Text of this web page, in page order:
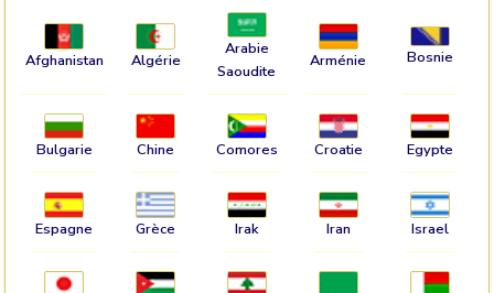
Afghanistan Algérie
Arabie
Saoudite
Arménie Bosnie
Bulgarie Chine Comores Croatie Egypte
Espagne Grèce Irak Iran Israel